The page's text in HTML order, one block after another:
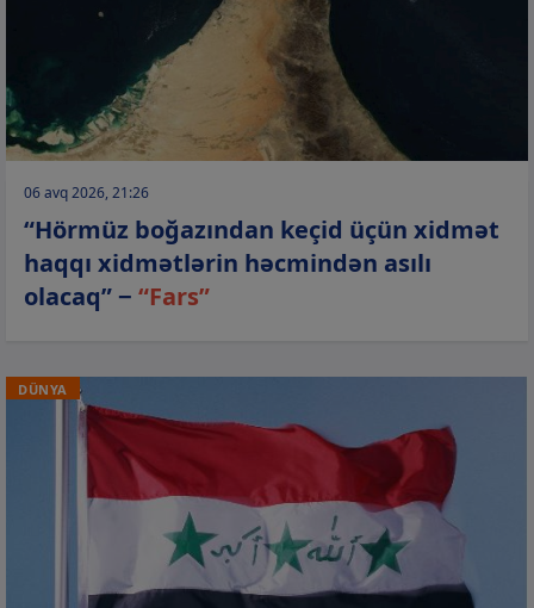
06 avq 2026, 21:26
“Hörmüz boğazından keçid üçün xidmət
haqqı xidmətlərin həcmindən asılı
olacaq” − “Fars”
DÜNYA